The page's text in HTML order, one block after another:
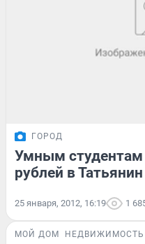
ГОРОД
Умным студентам
рублей в
25 января, 2012, 16:19 1
МОЙ ДОМ НЕДВИЖИМОСТЬ